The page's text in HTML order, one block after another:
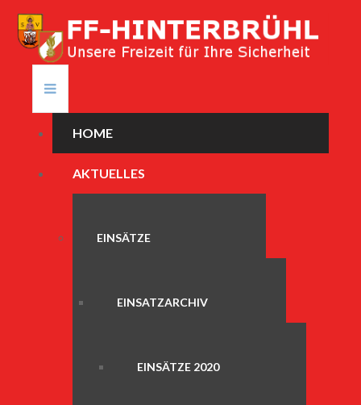
HOME
AKTUELLES
EINSÄTZE
EINSATZARCHIV
EINSÄTZE 2020